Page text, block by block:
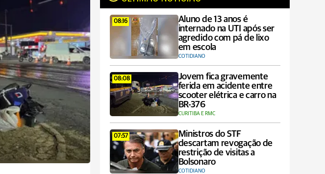
08:16
Aluno de 13 anos é
internado na UTI após ser
agredido com pá de lixo
em escola
COTIDIANO
08:08
Jovem fica gravemente
ferida em acidente entre
scooter elétrica e carro na
BR-376
CURITIBA E RMC
07:57
Ministros do STF
descartam revogação de
restrição de visitas a
Bolsonaro
COTIDIANO